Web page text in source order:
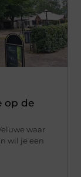
op de
waar
wil je een